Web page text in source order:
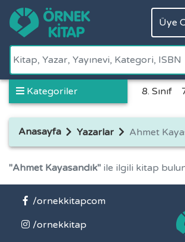
Üye
Kategoriler 8. Sınıf
Anasayfa Yazarlar Ahmet
"Ahmet Kayasandık" ile ilgili kitap
/ornekkitapcom
/ornekkitap